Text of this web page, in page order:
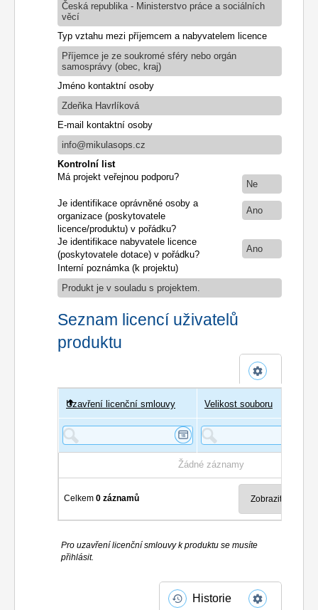
Česká republika - Ministerstvo práce a sociálních
věcí
Typ vztahu mezi příjemcem a nabyvatelem licence
Příjemce je ze soukromé sféry nebo orgán
samosprávy (obec, kraj)
Jméno kontaktní osoby
Zdeňka Havrlíková
E-mail kontaktní osoby
info@mikulasops.cz
Kontrolní list
Má projekt veřejnou podporu?
Ne
Je identifikace oprávněné osoby a
organizace (poskytovatele
licence/produktu) v pořádku?
Ano
Je identifikace nabyvatele licence
(poskytovatele dotace) v pořádku?
Ano
Interní poznámka (k projektu)
Produkt je v souladu s projektem.
Seznam licencí uživatelů
produktu
Uživatel
Uzavření licenční smlouvy Velikost souboru
Žádné záznamy
Celkem0 záznamů
Pro uzavření licenční smlouvy k produktu se musíte
přihlásit.
Historie